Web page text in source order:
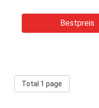
Bestpreis
Total 1 page